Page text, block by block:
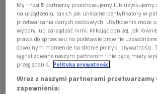
Maniucha i Ksawery "Oj borom, borom...". Okładka płyty
POSŁUCHAJ
12:38
Rozmowa z Maniuchą Bikont i
nowym projekcie (Poranek Dwójki)
My i nasi5 partnerzy przechowujemy lub uzyskujemy
na urządzeniu, takich jak unikalne identyfikatory w
przetwarzania danych osobowych. Użytkownik może
wybory lub zarządzać nimi, klikając poniżej, jak
prawa do sprzeciwu na podstawie prawnie
dowolnym momencie na stronie polityki prywatności.
sygnalizowane naszym partnerom i nie będą miały
przeglądania. Polityka prywatności
Wraz z naszymi partnerami przetwarzamy
zapewnienia: